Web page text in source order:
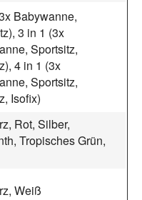
Babywanne,
3 in 1 (3x
Sportsitz,
4 in 1 (3x
Sportsitz,
Isofix)
Rot, Silber,
Tropisches Grün,
Weiß